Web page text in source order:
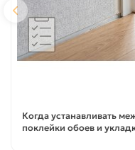
Когда устанавливать
поклейки обоев и